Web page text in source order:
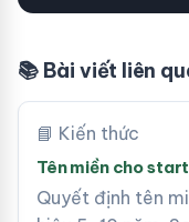
📚 Bài viết liên
📘 Kiến thức
Tên miền cho
Quyết định tên